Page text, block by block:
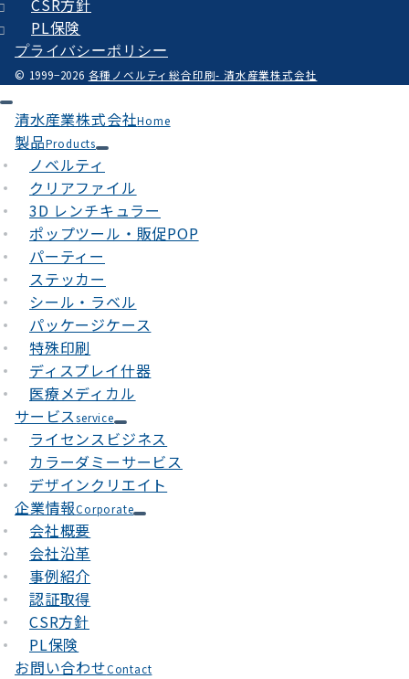
CSR方針
PL保険
プライバシーポリシー
© 1999−2026 各種ノベルティ総合印刷- 清水産業株式会社
清水産業株式会社Home
製品Products
ノベルティ
クリアファイル
3D レンチキュラー
ポップツール・販促POP
パーティー
ステッカー
シール・ラベル
パッケージケース
特殊印刷
ディスプレイ什器
医療メディカル
サービスservice
ライセンスビジネス
カラーダミーサービス
デザインクリエイト
企業情報Corporate
会社概要
会社沿革
事例紹介
認証取得
CSR方針
PL保険
お問い合わせContact